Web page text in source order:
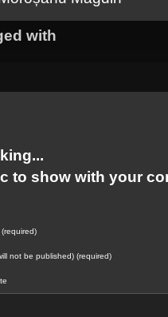
with
to show with your
not be published) (required)